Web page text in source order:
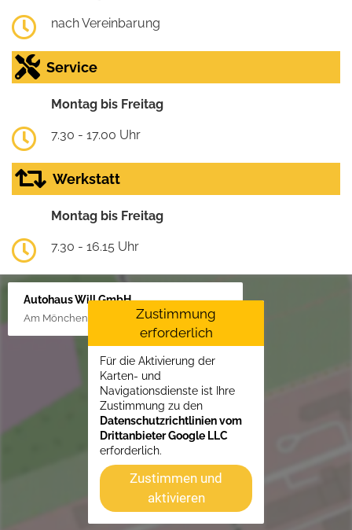
nach Vereinbarung
Service
Montag bis Freitag
7.30 - 17.00 Uhr
Werkstatt
Montag bis Freitag
7.30 - 16.15 Uhr
Autohaus Will GmbH
Am Mönchenfelde 18, 38889 Blankenburg
Zustimmung
erforderlich
Für die Aktivierung der
Karten- und
Navigationsdienste ist Ihre
Zustimmung zu den
Datenschutzrichtlinien vom
Drittanbieter Google LLC
erforderlich.
Zustimmen und
aktivieren